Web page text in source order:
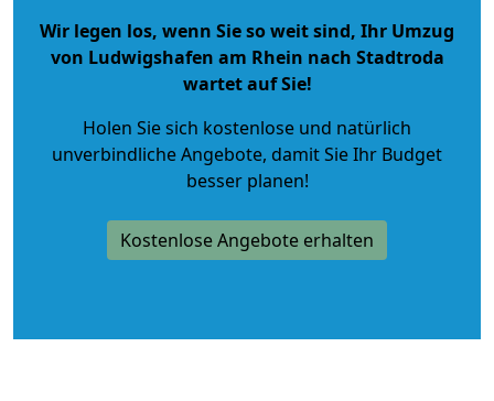
Wir legen los, wenn Sie so weit sind, Ihr Umzug
von Ludwigshafen am Rhein nach Stadtroda
wartet auf Sie!
Holen Sie sich kostenlose und natürlich
unverbindliche Angebote, damit Sie Ihr Budget
besser planen!
Kostenlose Angebote erhalten